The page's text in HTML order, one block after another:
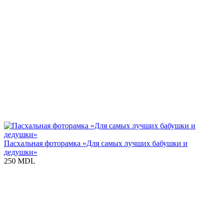
Пасхальная фоторамка «Для самых лучших бабушки и
дедушки»
250 MDL